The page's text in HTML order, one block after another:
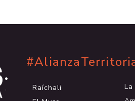
.
.
Raíchali
.
La